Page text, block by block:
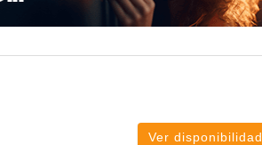
Ver disponibilidad